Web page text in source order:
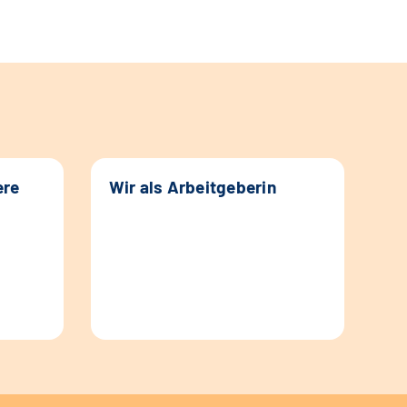
Wir als Arbeitgeberin